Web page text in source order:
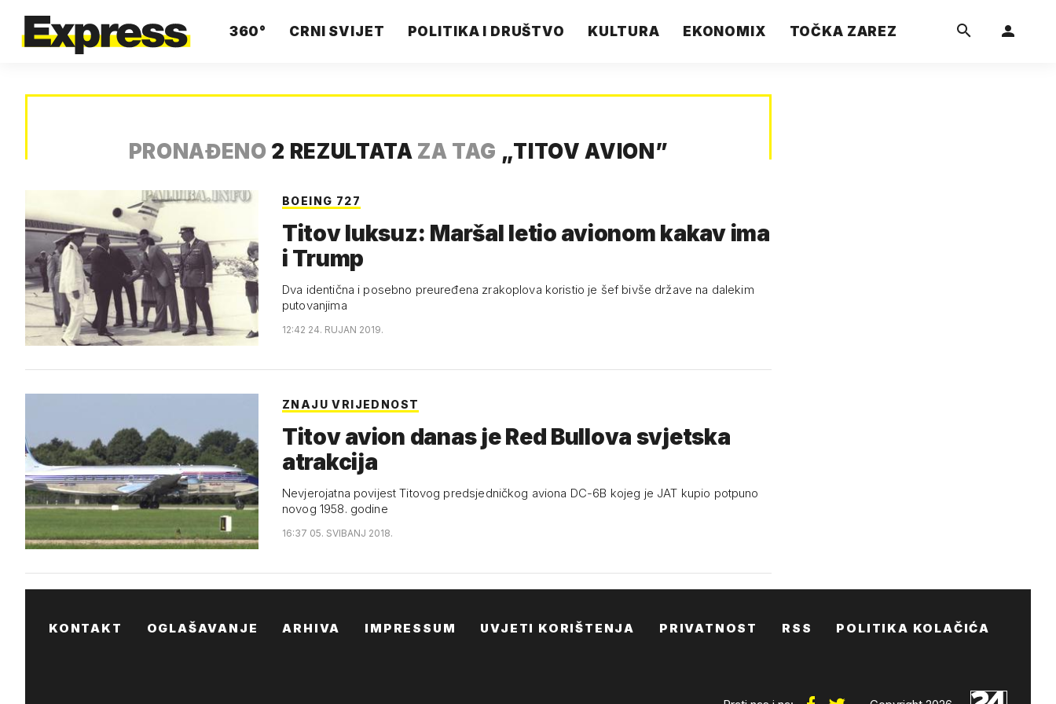
360° CRNI SVIJET POLITIKA I DRUŠTVO KULTURA EKONOMIX TOČKA ZAREZ
PRONAĐENO 2 REZULTATA ZA TAG „TITOV AVION”
BOEING 727
Titov luksuz: Maršal letio avionom kakav ima
i Trump
Dva identična i posebno preuređena zrakoplova koristio je šef bivše države na dalekim
putovanjima
12:42 24. RUJAN 2019.
ZNAJU VRIJEDNOST
Titov avion danas je Red Bullova svjetska
atrakcija
Nevjerojatna povijest Titovog predsjedničkog aviona DC-6B kojeg je JAT kupio potpuno
novog 1958. godine
16:37 05. SVIBANJ 2018.
KONTAKT OGLAŠAVANJE ARHIVA IMPRESSUM UVJETI KORIŠTENJA PRIVATNOST RSS POLITIKA KOLAČIĆA